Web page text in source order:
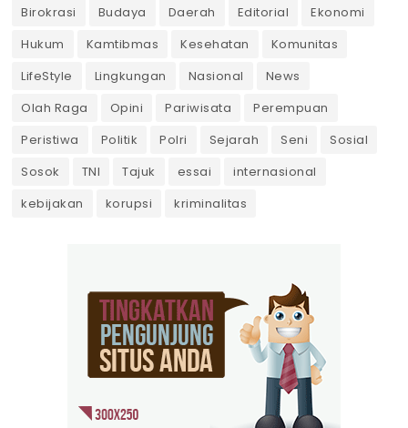
Birokrasi Budaya Daerah Editorial
Ekonomi
Hukum
Kamtibmas Kesehatan
Komunitas
LifeStyle
Lingkungan Nasional
News
Olah Raga
Opini Pariwisata
Perempuan
Peristiwa
Politik Polri Sejarah Seni
Sosial
Sosok
TNI Tajuk essai
internasional
kebijakan
korupsi kriminalitas